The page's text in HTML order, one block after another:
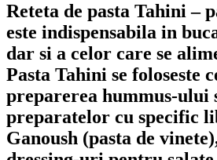
Reteta de pasta Tahini –
este indispensabila in
dar si a celor care se
Pasta Tahini se foloseste
preparerea hummus-ului
preparatelor cu specific
Ganoush (pasta de